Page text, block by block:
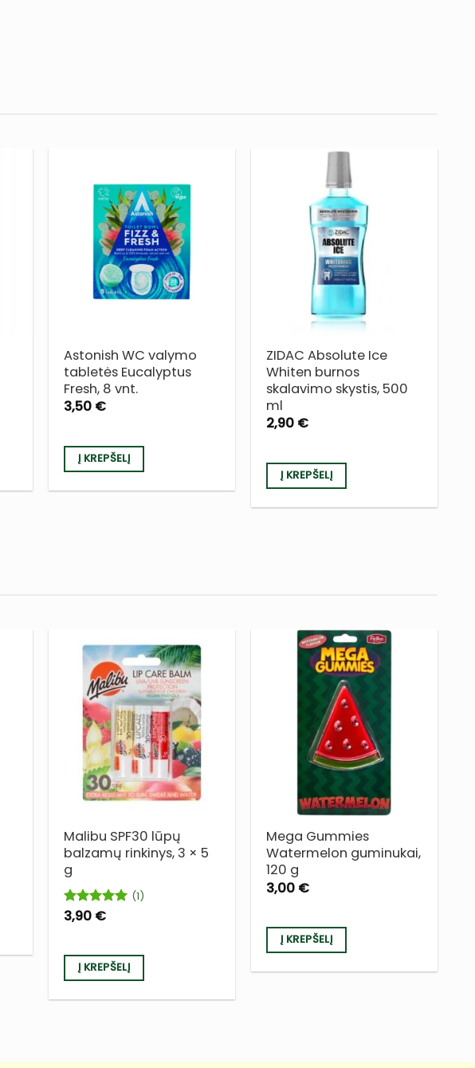
PRIDĖTI
Į NORŲ
SĄRAŠĄ
Astonish WC valymo
tabletės Eucalyptus
Fresh, 8 vnt.
3,50 €
Į KREPŠELĮ
ZIDAC Absolute Ice
Whiten burnos
skalavimo skystis, 500
ml
2,90 €
Į KREPŠELĮ
PRIDĖTI
Į NORŲ
SĄRAŠĄ
Malibu SPF30 lūpų
balzamų rinkinys, 3 × 5
g
Įvertinimas:
iš 5
(1)
3,90 €
Į KREPŠELĮ
SĄRAŠĄ
Mega Gummies
Watermelon guminukai,
120 g
3,00 €
Į KREPŠELĮ